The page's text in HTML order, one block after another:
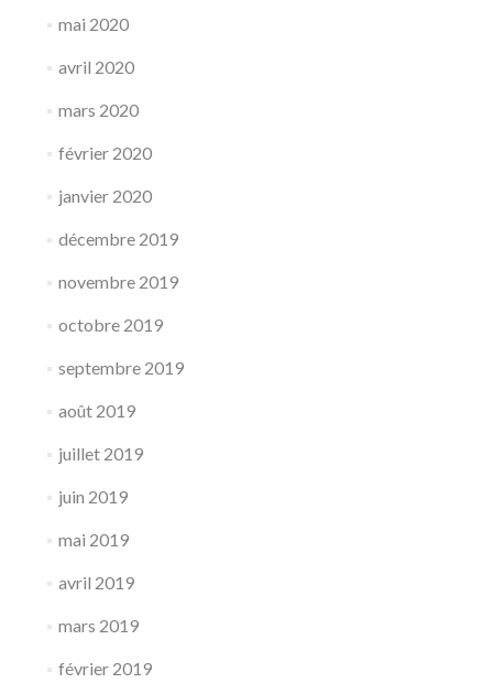
mai 2020
avril 2020
mars 2020
février 2020
janvier 2020
décembre 2019
novembre 2019
octobre 2019
septembre 2019
août 2019
juillet 2019
juin 2019
mai 2019
avril 2019
mars 2019
février 2019